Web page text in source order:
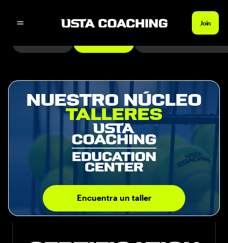
Join
Nuestro núcleo
Talleres
Encuentra un taller